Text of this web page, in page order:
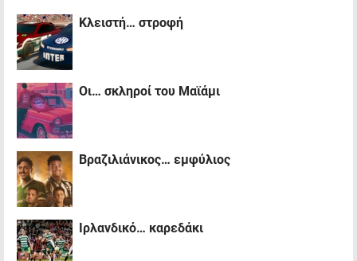
Κλειστή… στροφή
Oι… σκληροί του Μαϊάμι
Βραζιλιάνικος… εμφύλιος
Iρλανδικό… καρεδάκι